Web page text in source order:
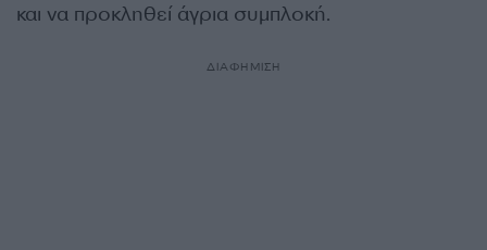
και να προκληθεί άγρια συμπλοκή.
ΔΙΑΦΗΜΙΣΗ